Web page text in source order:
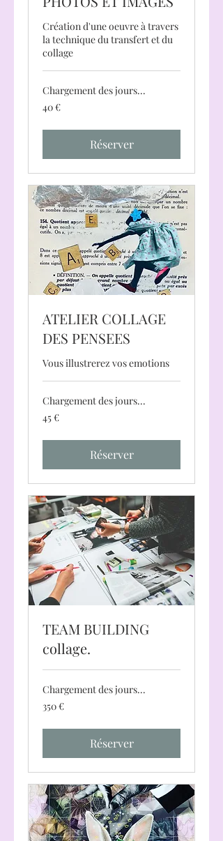
Création d'une oeuvre à travers
la technique du transfert et du
collage
Chargement des jours...
euros
40 €
Réserver
ATELIER COLLAGE
DES PENSEES
Vous illustrerez vos emotions
Chargement des jours...
euros
45 €
Réserver
TEAM BUILDING
collage.
Chargement des jours...
euros
350 €
Réserver